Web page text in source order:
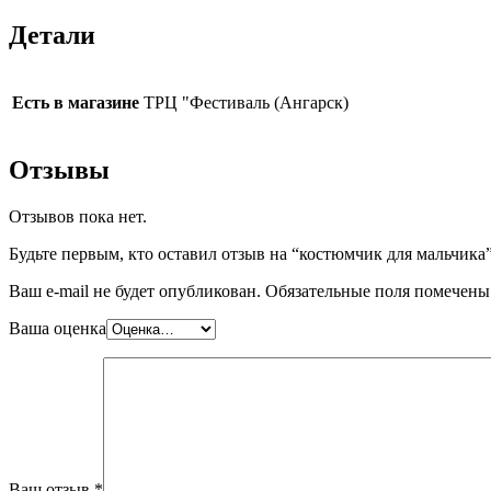
Детали
Есть в магазине ТРЦ "Фестиваль (Ангарск)
Отзывы
Отзывов пока нет.
Будьте первым, кто оставил отзыв на “костюмчик для
Ваш e-mail не будет опубликован. Обязательные поля помечены
Ваша оценка